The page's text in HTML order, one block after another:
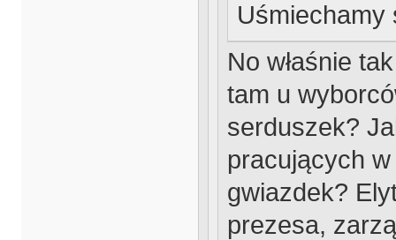
Uśmiechamy
No właśnie
tam u
serduszek?
pracujących
gwiazdek?
prezesa,